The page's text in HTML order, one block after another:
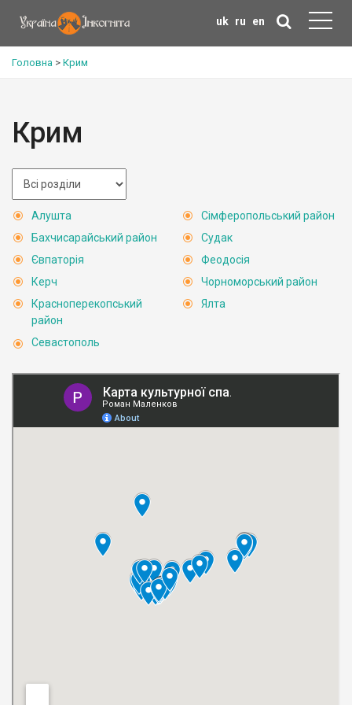
uk ru en
Головна > Крим
Крим
Алушта
Бахчисарайський район
Євпаторія
Керч
Красноперекопський
район
Севастополь
Сімферопольський район
Судак
Феодосія
Чорноморський район
Ялта